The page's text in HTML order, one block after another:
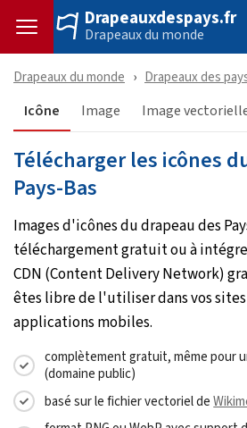
Drapeauxdespays.fr
Drapeaux du monde
Drapeaux du monde Drapeaux des
Icône Image Image
Télécharger les icônes
Pays-Bas
Images d'icônes du drapeau des
téléchargement gratuit ou à
CDN (Content Delivery Network)
êtes libre de l'utiliser dans vos
applications mobiles.
complètement gratuit, même pour
(domaine public)
basé sur le fichier vectoriel de